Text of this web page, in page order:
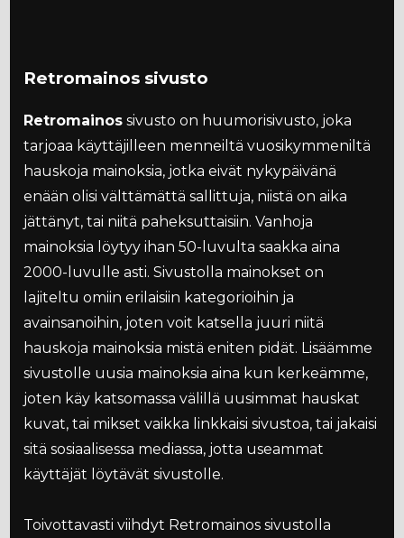
Retromainos sivusto
Retromainos sivusto on huumorisivusto, joka
tarjoaa käyttäjilleen menneiltä vuosikymmeniltä
hauskoja mainoksia, jotka eivät nykypäivänä
enään olisi välttämättä sallittuja, niistä on aika
jättänyt, tai niitä paheksuttaisiin. Vanhoja
mainoksia löytyy ihan 50-luvulta saakka aina
2000-luvulle asti. Sivustolla mainokset on
lajiteltu omiin erilaisiin kategorioihin ja
avainsanoihin, joten voit katsella juuri niitä
hauskoja mainoksia mistä eniten pidät. Lisäämme
sivustolle uusia mainoksia aina kun kerkeämme,
joten käy katsomassa välillä uusimmat hauskat
kuvat, tai mikset vaikka linkkaisi sivustoa, tai jakaisi
sitä sosiaalisessa mediassa, jotta useammat
käyttäjät löytävät sivustolle.
Toivottavasti viihdyt Retromainos sivustolla